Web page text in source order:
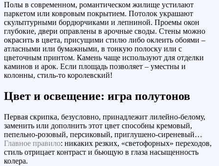
Полы в современном, романтическом жилище устилают
паркетом или ковровым покрытием. Потолок украшают
скульптурными бордюрчиками и лепниной. Проемы окон
глубокие, двери оправлены в арочные своды. Стены можно
окрасить в цвета, присущими стилю либо оклеить обоями –
атласными или бумажными, в тонкую полоску или с
цветочным принтом. Камень чаще используют для отделки
каминов и арок. Если площадь позволяет – уместны и
колонны, стиль-то королевский!
Цвет и освещение: игра полутонов
Первая скрипка, безусловно, принадлежит лилейно-белому,
заменить или дополнить этот цвет способны кремовый,
пепельно-розовый, персиковый, приглушено-сиреневый…
Главное правило: никаких резких, «светофорных» переходов,
стиль отрицает контраст и бьющую в глаза насыщенность
колера.